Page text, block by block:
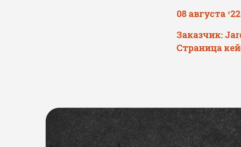
08 августа ‘22
Заказчик:
Страница